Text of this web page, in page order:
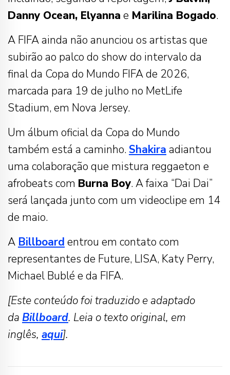
Danny Ocean, Elyanna e Marilina Bogado.
A FIFA ainda não anunciou os artistas que
subirão ao palco do show do intervalo da
final da Copa do Mundo FIFA de 2026,
marcada para 19 de julho no MetLife
Stadium, em Nova Jersey.
Um álbum oficial da Copa do Mundo
também está a caminho. Shakira adiantou
uma colaboração que mistura reggaeton e
afrobeats com Burna Boy. A faixa “Dai Dai”
será lançada junto com um videoclipe em 14
de maio.
A Billboard entrou em contato com
representantes de Future, LISA, Katy Perry,
Michael Bublé e da FIFA.
[Este conteúdo foi traduzido e adaptado
da Billboard. Leia o texto original, em
inglês, aqui].